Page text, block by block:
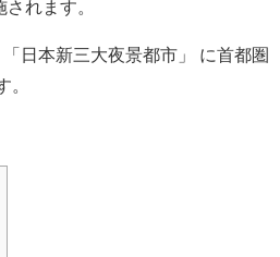
れます。
日本新三大夜景都市」 に首都圏
。